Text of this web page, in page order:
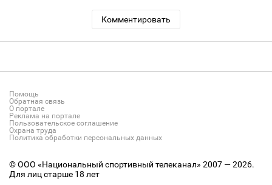
Комментировать
Помощь
Обратная связь
О портале
Реклама на портале
Пользовательское соглашение
Охрана труда
Политика обработки персональных данных
© ООО «Национальный спортивный телеканал» 2007 — 2026.
Для лиц старше 18 лет